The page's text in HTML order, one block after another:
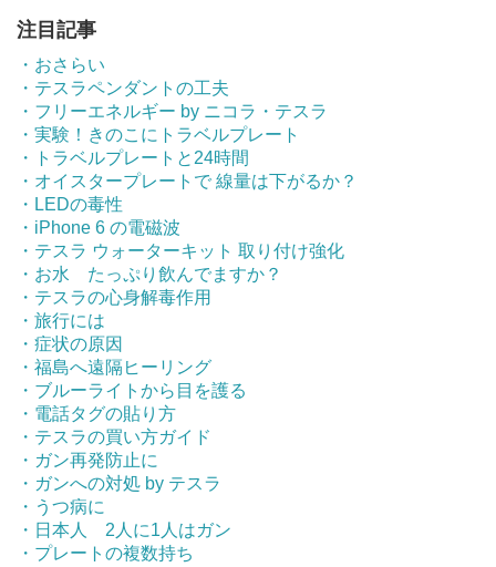
注目記事
・おさらい
・テスラペンダントの工夫
・フリーエネルギー by ニコラ・テスラ
・実験！きのこにトラベルプレート
・トラベルプレートと24時間
・オイスタープレートで 線量は下がるか？
・LEDの毒性
・iPhone 6 の電磁波
・テスラ ウォーターキット 取り付け強化
・お水 たっぷり飲んでますか？
・テスラの心身解毒作用
・旅行には
・症状の原因
・福島へ遠隔ヒーリング
・ブルーライトから目を護る
・電話タグの貼り方
・テスラの買い方ガイド
・ガン再発防止に
・ガンへの対処 by テスラ
・うつ病に
・日本人 2人に1人はガン
・プレートの複数持ち